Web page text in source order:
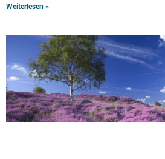
Weiterlesen »